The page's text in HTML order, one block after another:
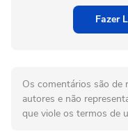
Fazer
Os comentários são de
autores e não
que viole os termos de